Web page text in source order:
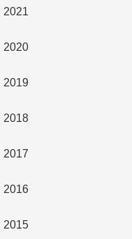
2021
2020
2019
2018
2017
2016
2015